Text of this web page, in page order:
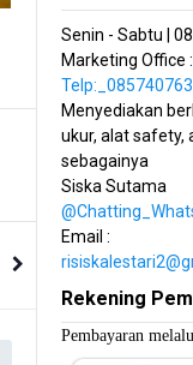
Senin - Sabtu |
Marketing Office :
Menyediakan
ukur, alat safety,
sebagainya
Siska Sutama
Email :
Rekening
Pembayaran